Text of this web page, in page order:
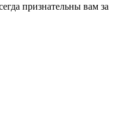
признательны вам за